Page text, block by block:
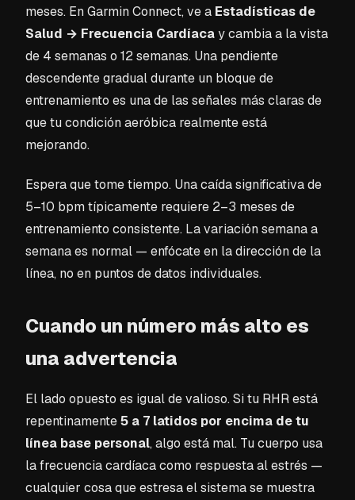
meses. En Garmin Connect, ve a Estadísticas de
Salud → Frecuencia Cardíacay cambia a la vista
de 4 semanas o 12 semanas. Una pendiente
descendente gradual durante un bloque de
entrenamiento es una de las señales más claras de
que tu condición aeróbica realmente está
mejorando.
Espera que tome tiempo. Una caída significativa de
5–10 bpm típicamente requiere 2–3 meses de
entrenamiento consistente. La variación semana a
semana es normal — enfócate en la dirección de la
línea, no en puntos de datos individuales.
Cuando un número más alto es
una advertencia
El lado opuesto es igual de valioso. Si tu RHR está
repentinamente5 a 7 latidos por encima de tu
línea base personal, algo está mal. Tu cuerpo usa
la frecuencia cardíaca como respuesta al estrés —
cualquier cosa que estresa el sistema se muestra